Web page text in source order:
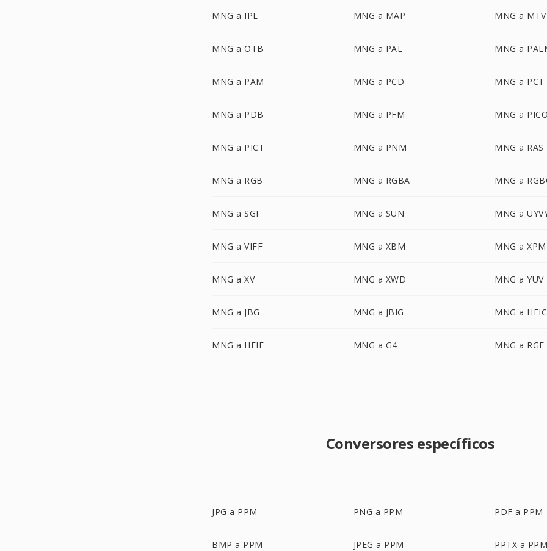
MNG a IPL MNG a MAP MNG a MTV
MNG a OTB MNG a PAL MNG a
MNG a PAM MNG a PCD MNG a PCT
MNG a PDB MNG a PFM MNG a
MNG a PICT MNG a PNM MNG a RAS
MNG a RGB MNG a RGBA MNG a
MNG a SGI MNG a SUN MNG a
MNG a VIFF MNG a XBM MNG a XPM
MNG a XV MNG a XWD MNG a YUV
MNG a JBG MNG a JBIG MNG a HEIC
MNG a HEIF MNG a G4 MNG a RGF
Conversores específicos
JPG a PPM PNG a PPM PDF a PPM
BMP a PPM JPEG a PPM PPTX a